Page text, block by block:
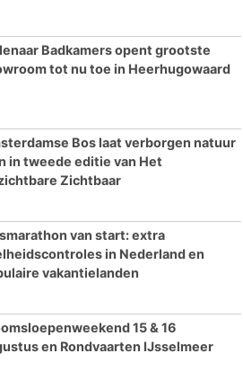
Badkamers opent grootste
tot nu toe in Heerhugowaard
Bos laat verborgen natuur
in tweede editie van Het
Zichtbaar
van start: extra
in Nederland en
vakantielanden
15 & 16
en Rondvaarten IJsselmeer